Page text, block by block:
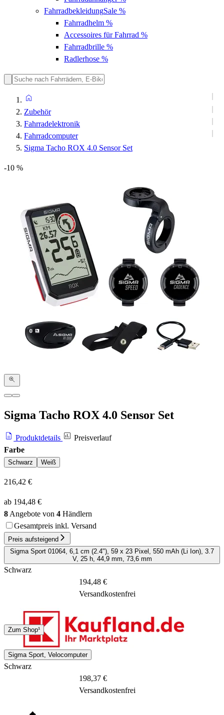
FahrradbekleidungSale %
Fahrradhelm %
Accessoires für Fahrrad %
Fahrradbrille %
Radlerhose %
Zubehör
Fahrradelektronik
Fahrradcomputer
Sigma Tacho ROX 4.0 Sensor Set
-10 %
Sigma Tacho ROX 4.0 Sensor Set
Produktdetails
Preisverlauf
Farbe
Schwarz Weiß
216,42 €
ab 194,48 €
8 Angebote von 4 Händlern
Gesamtpreis inkl. Versand
Preis aufsteigend
Sigma Sport 01064, 6,1 cm (2.4"), 59 x 23 Pixel, 550 mAh (Li Ion), 3.7
V, 25 h, 44,9 mm, 73,6 mm
Schwarz
DHL
6 - 9 Tage
194,48 €
Versandkostenfrei
Zum Shop¹
Sigma Sport, Velocomputer
Schwarz
198,37 €
Versandkostenfrei